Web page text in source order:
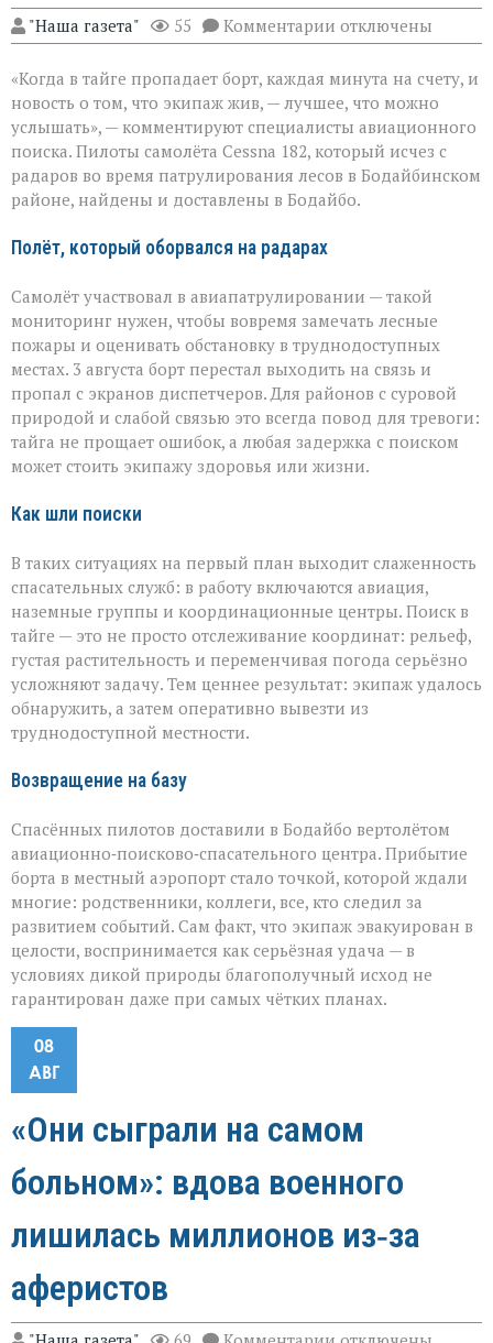
"Наша газета" 55 Комментарии к
записи
на
земле — это
главное»:
найдены
пилоты
пропавшего
самолёта
отключены
«Когда в тайге пропадает борт, каждая минута на счету, и
новость о том, что экипаж жив, — лучшее, что можно
услышать», — комментируют специалисты авиационного
поиска. Пилоты самолёта Cessna 182, который исчез с
радаров во время патрулирования лесов в Бодайбинском
районе, найдены и доставлены в Бодайбо.
Полёт, который оборвался на радарах
Самолёт участвовал в авиапатрулировании — такой
мониторинг нужен, чтобы вовремя замечать лесные
пожары и оценивать обстановку в труднодоступных
местах. 3 августа борт перестал выходить на связь и
пропал с экранов диспетчеров. Для районов с суровой
природой и слабой связью это всегда повод для тревоги:
тайга не прощает ошибок, а любая задержка с поиском
может стоить экипажу здоровья или жизни.
Как шли поиски
В таких ситуациях на первый план выходит слаженность
спасательных служб: в работу включаются авиация,
наземные группы и координационные центры. Поиск в
тайге — это не просто отслеживание координат: рельеф,
густая растительность и переменчивая погода серьёзно
усложняют задачу. Тем ценнее результат: экипаж удалось
обнаружить, а затем оперативно вывезти из
труднодоступной местности.
Возвращение на базу
Спасённых пилотов доставили в Бодайбо вертолётом
авиационно‑поисково‑спасательного центра. Прибытие
борта в местный аэропорт стало точкой, которой ждали
многие: родственники, коллеги, все, кто следил за
развитием событий. Сам факт, что экипаж эвакуирован в
целости, воспринимается как серьёзная удача — в
условиях дикой природы благополучный исход не
гарантирован даже при самых чётких планах.
08
АВГ
«Они сыграли на самом
больном»: вдова военного
лишилась миллионов из‑за
аферистов